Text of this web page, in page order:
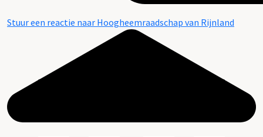
Stuur een reactie naar Hoogheemraadschap van Rijnland